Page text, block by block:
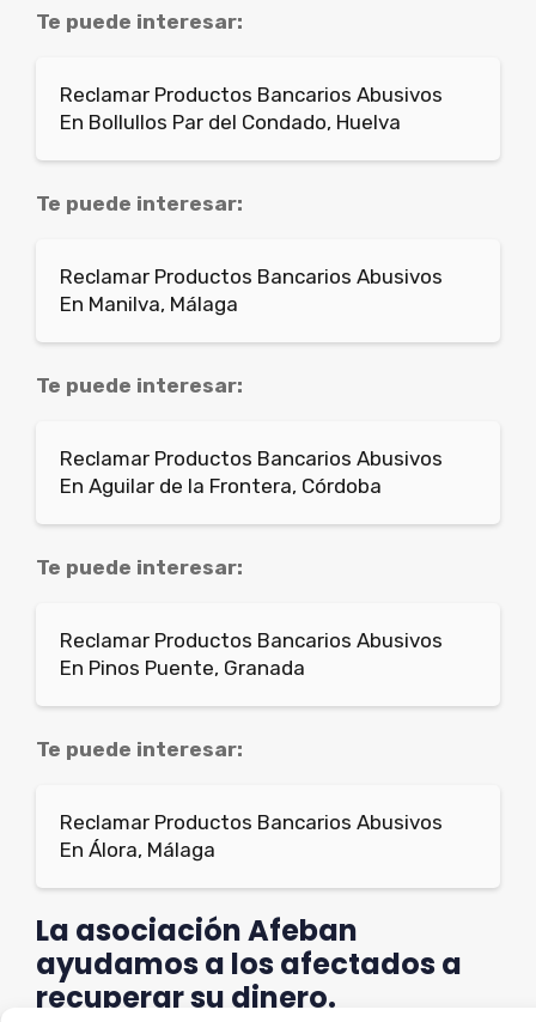
Te puede interesar:
Reclamar Productos Bancarios Abusivos
En Bollullos Par del Condado, Huelva
Te puede interesar:
Reclamar Productos Bancarios Abusivos
En Manilva, Málaga
Te puede interesar:
Reclamar Productos Bancarios Abusivos
En Aguilar de la Frontera, Córdoba
Te puede interesar:
Reclamar Productos Bancarios Abusivos
En Pinos Puente, Granada
Te puede interesar:
Reclamar Productos Bancarios Abusivos
En Álora, Málaga
La asociación Afeban
ayudamos a los afectados a
recuperar su dinero.